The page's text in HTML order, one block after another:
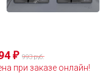
₽ 993 руб.
при заказе онлайн!